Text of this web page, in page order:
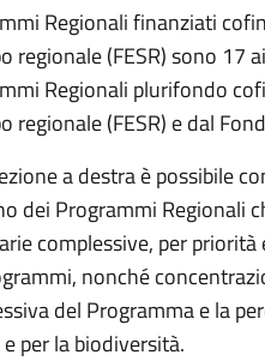
Regionali finanziati
regionale (FESR) sono 17
Regionali plurifondo
regionale (FESR) edal
a destra è possibile
dei Programmi Regionali
complessive, per
nonché
del Programma e la
per la biodiversità.